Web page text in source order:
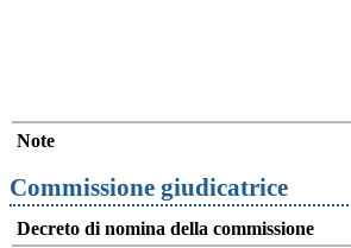
Note
Commissione giudicatrice
Decreto di nomina della commissione